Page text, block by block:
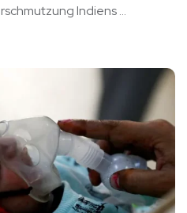
Indiens ...